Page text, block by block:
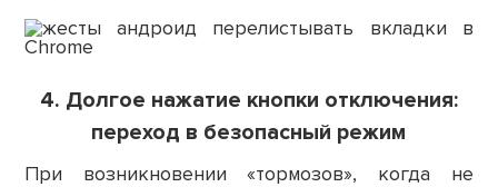
4. Долгое нажатие кнопки отключения:
переход в безопасный режим
При возникновении «тормозов», когда не